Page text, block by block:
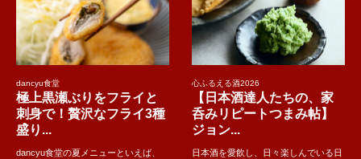
dancyu食堂
極上黒瀬ぶりをフライと
刺身で！贅沢なフライ3種
盛り...
dancyu食堂の夏メニューといえば、
心ふるえる酒2026
【日本酒達人たちの、家
呑みリピートつまみ帖】
ジョン...
日本酒を愛飲し、日々楽しんでいる日